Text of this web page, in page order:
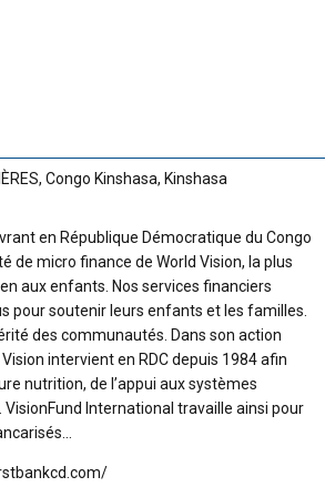
, Congo Kinshasa, Kinshasa
en République Démocratique du Congo
de micro finance de World Vision, la plus
aux enfants. Nos services financiers
pour soutenir leurs enfants et les familles.
des communautés. Dans son action
intervient en RDC depuis 1984 afin
nutrition, de l’appui aux systèmes
International travaille ainsi pour